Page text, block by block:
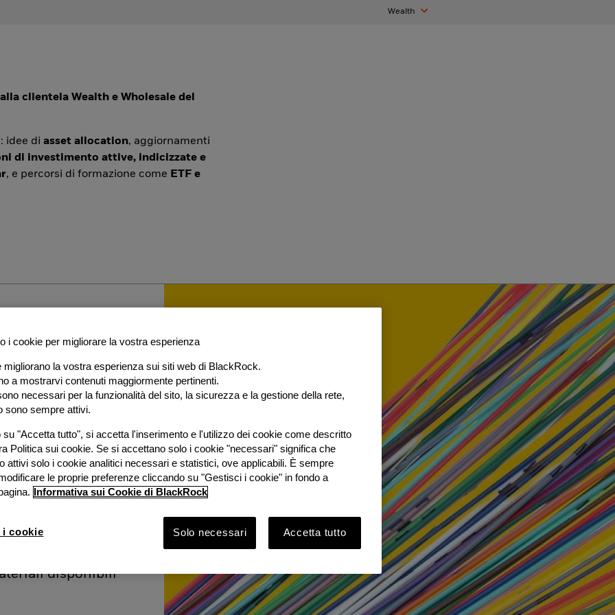
Wealth
alla clientela Wealth e Wholesale del
idee di asset allocation, aggiornamenti
di investimento attive, indicizzate e
, e percorsi di formazione come ETF e
2026 con
e
disponibili
i cookie per migliorare la vostra esperienza
migliorano la vostra esperienza sui siti web di BlackRock.
a mostrarvi contenuti maggiormente pertinenti.
necessari per la funzionalità del sito, la sicurezza e la gestione della rete,
sono sempre attivi.
su "Accetta tutto", si accetta l'inserimento e l'utilizzo dei cookie come descritto
Politica sui cookie. Se si accettano solo i cookie "necessari" significa che
attivi solo i cookie analitici necessari e statistici, ove applicabili. È sempre
le proprie preferenze cliccando su "Gestisci i cookie" in fondo a
Informativa sui Cookie di BlackRock
Solo necessari Accetta tutto
cookie